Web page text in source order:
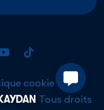
cookie
Tous droits